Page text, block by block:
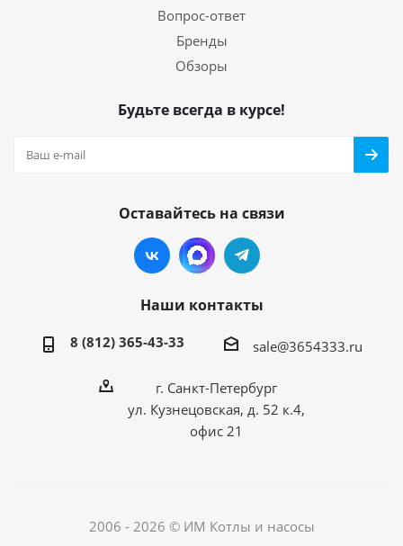
Вопрос-ответ
Бренды
Обзоры
Будьте всегда в курсе!
Оставайтесь на связи
Наши контакты
8 (812) 365-43-33 sale@3654333.ru
г. Санкт-Петербург
ул. Кузнецовская, д. 52 к.4,
офис 21
2006 - 2026 © ИМ Котлы и насосы